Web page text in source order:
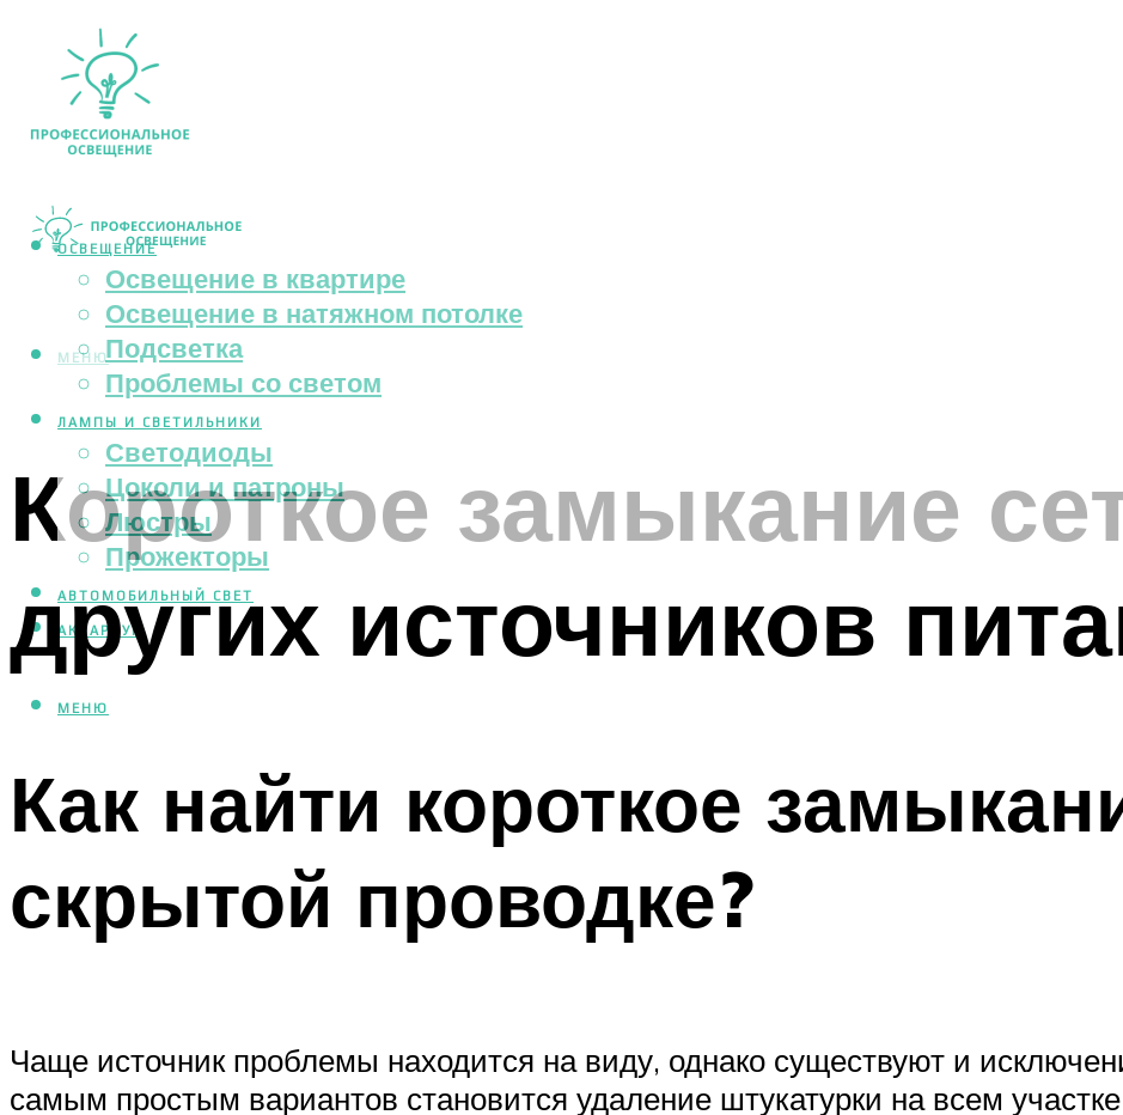
ОСВЕЩЕНИЕ
Освещение в квартире
Освещение в натяжном потолке
Подсветка
Проблемы со светом
ЛАМПЫ И СВЕТИЛЬНИКИ
Светодиоды
Цоколи и патроны
Люстры
Прожекторы
АВТОМОБИЛЬНЫЙ СВЕТ
АКВАРИУМ
МЕНЮ
МЕНЮ
Короткое замыкание
других источников
Как найти короткое
скрытой проводке?
Чаще источник проблемы находится на виду, однако существуют и
самым простым вариантов становится удаление штукатурки на всем